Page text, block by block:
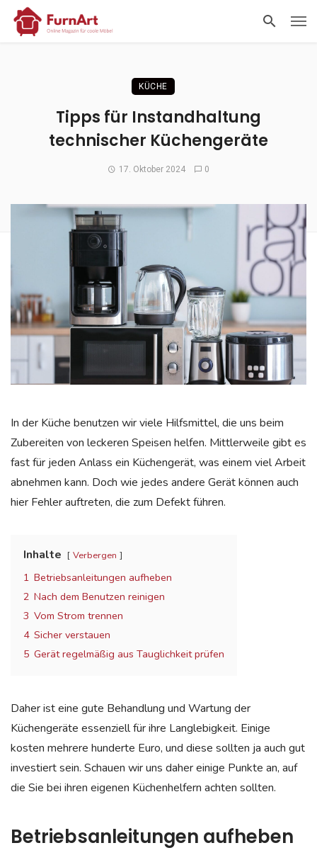
KÜCHE
Tipps für Instandhaltung
technischer Küchengeräte
17. Oktober 2024 0
In der Küche benutzen wir viele Hilfsmittel, die uns beim
Zubereiten von leckeren Speisen helfen. Mittlerweile gibt es
fast für jeden Anlass ein Küchengerät, was einem viel Arbeit
abnehmen kann. Doch wie jedes andere Gerät können auch
hier Fehler auftreten, die zum Defekt führen.
Inhalte Verbergen
1 Betriebsanleitungen aufheben
2 Nach dem Benutzen reinigen
3 Vom Strom trennen
4 Sicher verstauen
5 Gerät regelmäßig aus Tauglichkeit prüfen
Daher ist eine gute Behandlung und Wartung der
Küchengeräte essenziell für ihre Langlebigkeit. Einige
kosten mehrere hunderte Euro, und diese sollten ja auch gut
investiert sein. Schauen wir uns daher einige Punkte an, auf
die Sie bei ihren eigenen Küchenhelfern achten sollten.
Betriebsanleitungen aufheben